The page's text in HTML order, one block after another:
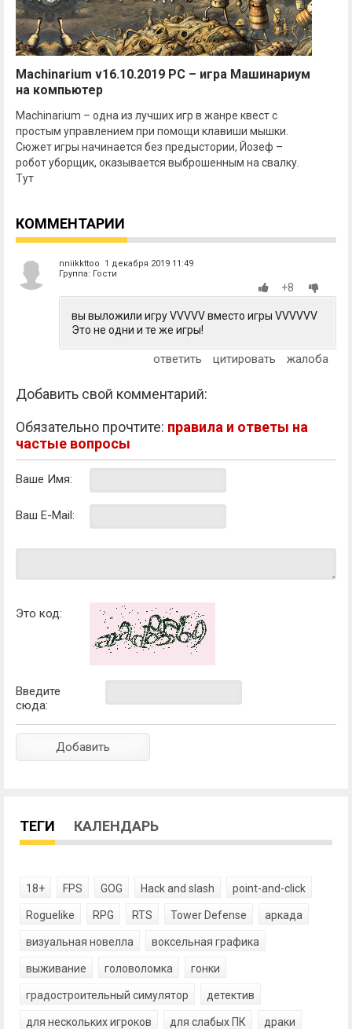
Machinarium v16.10.2019 PC – игра Машинариум
на компьютер
Machinarium – одна из лучших игр в жанре квест с
простым управлением при помощи клавиши мышки.
Сюжет игры начинается без предыстории, Йозеф –
робот уборщик, оказывается выброшенным на свалку.
Тут
КОММЕНТАРИИ
nniikkttoo 1 декабря 2019 11:49
Группа: Гости
+8
вы выложили игру VVVVV вместо игры VVVVVV
Это не одни и те же игры!
ответить цитировать жалоба
Добавить свой комментарий:
Обязательно прочтите: правила и ответы на
частые вопросы
Ваше Имя:
Ваш E-Mail:
Это код:
Введите
сюда:
ТЕГИ КАЛЕНДАРЬ
18+ FPS GOG Hack and slash point-and-click
Roguelike RPG RTS Tower Defense аркада
визуальная новелла воксельная графика
выживание головоломка гонки
градостроительный симулятор детектив
для нескольких игроков для слабых ПК драки